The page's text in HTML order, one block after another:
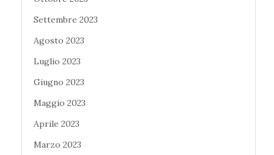
Settembre 2023
Agosto 2023
Luglio 2023
Giugno 2023
Maggio 2023
Aprile 2023
Marzo 2023